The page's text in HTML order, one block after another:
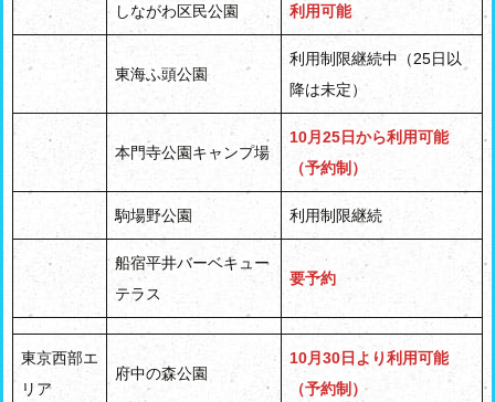
しながわ区民公園 利用可能
東海ふ頭公園
利用制限継続中（25日以
降は未定）
本門寺公園キャンプ場
10月25日から利用可能
（予約制）
駒場野公園 利用制限継続
船宿平井バーベキュー
テラス
要予約
東京西部エ
リア
府中の森公園
10月30日より利用可能
（予約制）